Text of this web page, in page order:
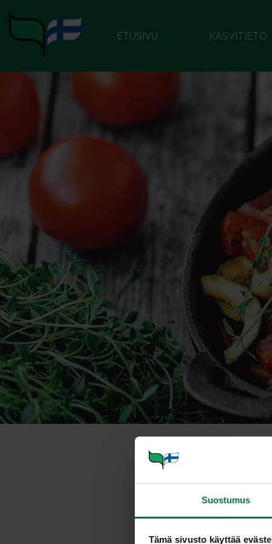
Suostumus
Tämä sivusto käyttää
ETUSIVU KASVITIETO
Kirpeä
Annosmäärä